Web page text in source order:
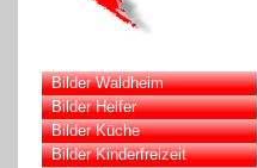
Bilder Waldheim
Bilder Helfer
Bilder Küche
Bilder Kinderfreizeit